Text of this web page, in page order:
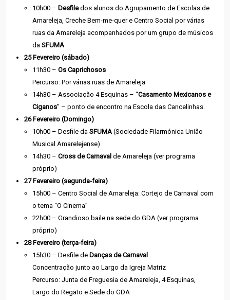
10h00 – Desfiledos alunos do Agrupamento de Escolas de
Amareleja, Creche Bem-me-quer e Centro Social por várias
ruas da Amareleja acompanhados por um grupo de músicos
daSFUMA.
25 Fevereiro (sábado)
11h30 –Os Caprichosos
Percurso: Por várias ruas de Amareleja
14h30 – Associação 4 Esquinas – “Casamento Mexicanos e
Ciganos” – ponto de encontro na Escola das Cancelinhas.
26 Fevereiro (Domingo)
10h00 – Desfile daSFUMA (Sociedade Filarmónica União
Musical Amarelejense)
14h30 –Cross de Carnaval de Amareleja (ver programa
próprio)
27 Fevereiro (segunda-feira)
15h00 – Centro Social de Amareleja: Cortejo de Carnaval com
o tema “O Cinema”
22h00 – Grandioso baile na sede do GDA (ver programa
próprio)
28 Fevereiro (terça-feira)
15h30 – Desfile de Danças de Carnaval
Concentração junto ao Largo da Igreja Matriz
Percurso: Junta de Freguesia de Amareleja, 4 Esquinas,
Largo do Regato e Sede do GDA